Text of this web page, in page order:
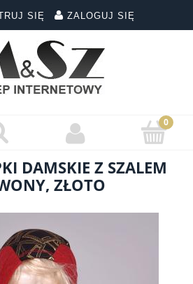
SIĘ ZALOGUJ SIĘ
DAMSKIE Z SZALEM
ZŁOTO